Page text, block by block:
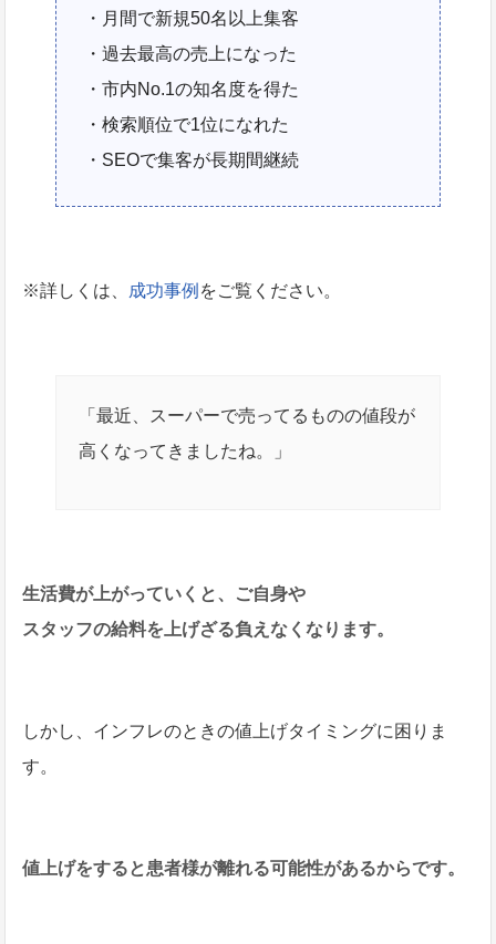
・月間で新規50名以上集客
・過去最高の売上になった
・市内No.1の知名度を得た
・検索順位で1位になれた
・SEOで集客が長期間継続
※詳しくは、 成功事例 をご覧ください。
「最近、スーパーで売ってるものの値段が
高くなってきましたね。」
生活費が上がっていくと、ご自身や
スタッフの給料を上げざる負えなくなります。
しかし、インフレのときの値上げタイミングに困りま
す。
値上げをすると患者様が離れる可能性があるからです。